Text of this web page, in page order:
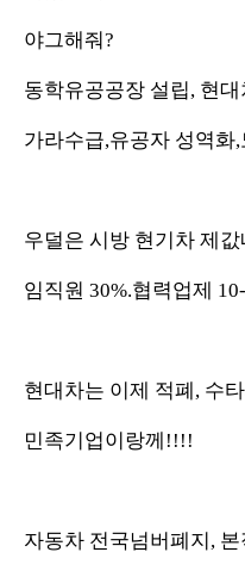
야그해줘?
동학유공공장 설립, 현
가라수급,유공자 성역화
우덜은 시방 현기차 제
임직원 30%.협력업제
현대차는 이제 적폐, 수
민족기업이랑께!!!!
자동차 전국넘버폐지,